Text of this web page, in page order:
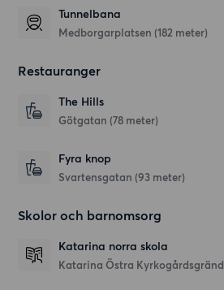
Tunnelbana
Medborgarplatsen (182 meter)
Restauranger
The Hills
Götgatan (78 meter)
Fyra knop
Svartensgatan (93 meter)
Skolor och barnomsorg
Katarina norra skola
Katarina Östra Kyrkogårdsgränd